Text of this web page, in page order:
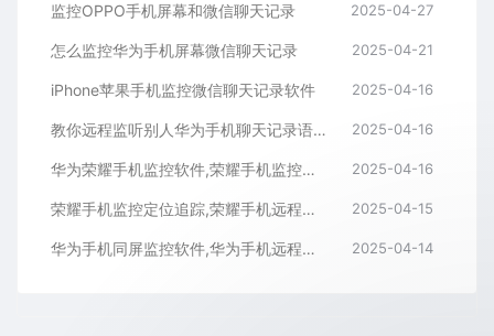
监控OPPO手机屏幕和微信聊天记录 2025-04-27
怎么监控华为手机屏幕微信聊天记录 2025-04-21
iPhone苹果手机监控微信聊天记录软件 2025-04-16
教你远程监听别人华为手机聊天记录语音通话内容 2025-04-16
华为荣耀手机监控软件,荣耀手机监控微信聊天记录APP 2025-04-16
荣耀手机监控定位追踪,荣耀手机远程监控同屏APP 2025-04-15
华为手机同屏监控软件,华为手机远程监控APP 2025-04-14